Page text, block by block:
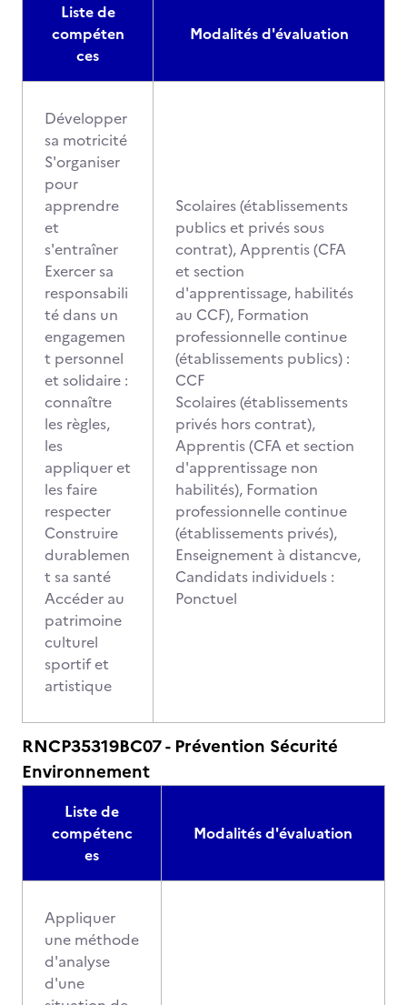
Liste de
compéten
ces
Modalités d'évaluation
Développer
sa motricité
S'organiser
pour
apprendre
et
s'entraîner
Exercer sa
responsabili
té dans un
engagemen
t personnel
et solidaire :
connaître
les règles,
les
appliquer et
les faire
respecter
Construire
durablemen
t sa santé
Accéder au
patrimoine
culturel
sportif et
artistique
Scolaires (établissements
publics et privés sous
contrat), Apprentis (CFA
et section
d'apprentissage, habilités
au CCF), Formation
professionnelle continue
(établissements publics) :
CCF
Scolaires (établissements
privés hors contrat),
Apprentis (CFA et section
d'apprentissage non
habilités), Formation
professionnelle continue
(établissements privés),
Enseignement à distancve,
Candidats individuels :
Ponctuel
RNCP35319BC07 - Prévention Sécurité
Environnement
Liste de
compétenc
es
Modalités d'évaluation
Appliquer
une méthode
d'analyse
d'une